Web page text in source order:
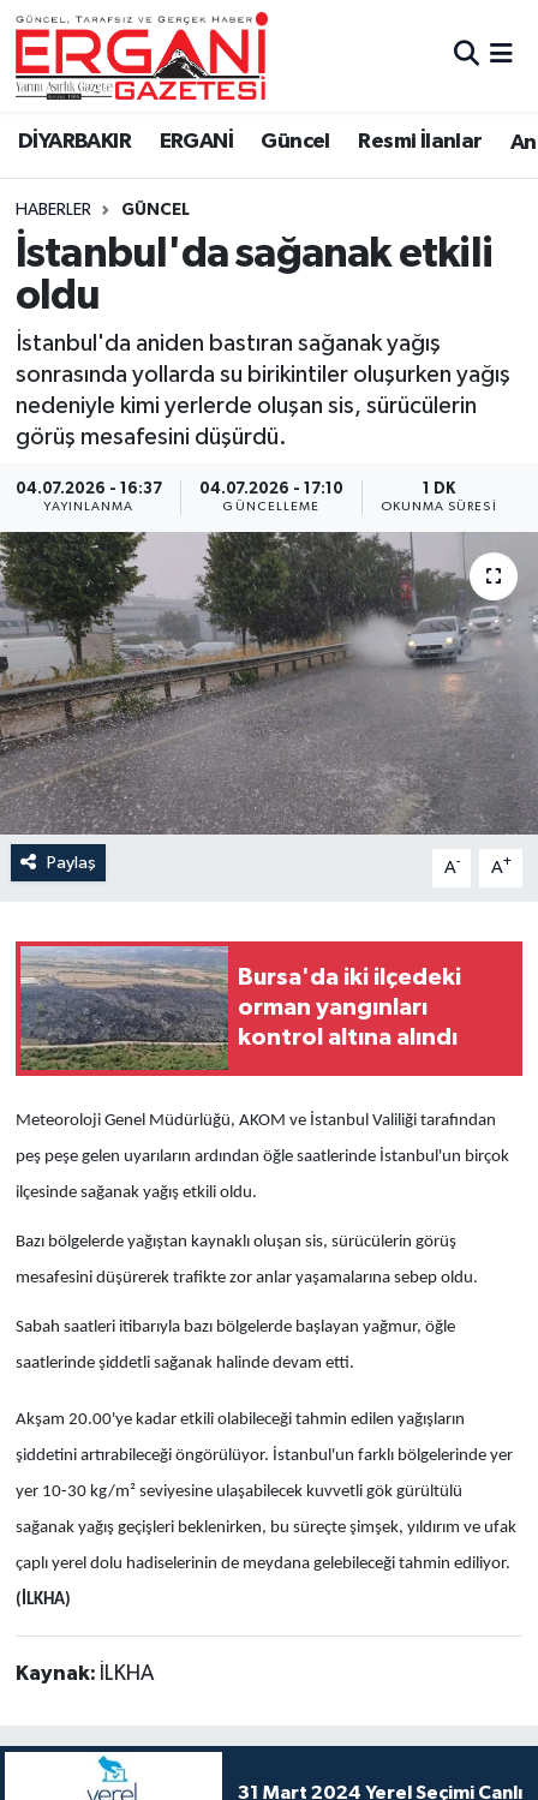
DİYARBAKIR ERGANİ Güncel Resmi İlanlar
HABERLER GÜNCEL
İstanbul'da sağanak etkili
oldu
İstanbul'da aniden bastıran sağanak yağış
sonrasında yollarda su birikintiler oluşurken yağış
nedeniyle kimi yerlerde oluşan sis, sürücülerin
görüş mesafesini düşürdü.
04.07.2026 - 16:37
YAYINLANMA
04.07.2026 - 17:10
GÜNCELLEME
1 DK
OKUNMA SÜRESI
Paylaş A- A+
Bursa'da iki ilçedeki
orman yangınları
kontrol altına alındı
Meteoroloji Genel Müdürlüğü, AKOM ve İstanbul Valiliği tarafından
peş peşe gelen uyarıların ardından öğle saatlerinde İstanbul'un birçok
ilçesinde sağanak yağış etkili oldu.
Bazı bölgelerde yağıştan kaynaklı oluşan sis, sürücülerin görüş
mesafesini düşürerek trafikte zor anlar yaşamalarına sebep oldu.
Sabah saatleri itibarıyla bazı bölgelerde başlayan yağmur, öğle
saatlerinde şiddetli sağanak halinde devam etti.
Akşam 20.00'ye kadar etkili olabileceği tahmin edilen yağışların
şiddetini artırabileceği öngörülüyor. İstanbul'un farklı bölgelerinde yer
yer 10-30 kg/m² seviyesine ulaşabilecek kuvvetli gök gürültülü
sağanak yağış geçişleri beklenirken, bu süreçte şimşek, yıldırım ve ufak
çaplı yerel dolu hadiselerinin de meydana gelebileceği tahmin ediliyor.
(İLKHA)
Kaynak: İLKHA
31 Mart 2024 Yerel Seçimi Canlı
DİYARBAKIR
BİSMİL
BAĞLAR
ERGANİ
Güncel
Eği̇ti̇m
Resmi İlanlar
Sağlık
Yaşam
Anali̇z
Bi̇li̇m & Teknoloji̇
Dünya
Eği̇ti̇m
Ergani Nöbetçi Eczaneler
Ergani Hava Durumu
Ergani Trafik Yoğunluk Haritası
Süper Lig Puan Durumu ve Fikstür
Tüm Manşetler
Son Dakika Haberleri